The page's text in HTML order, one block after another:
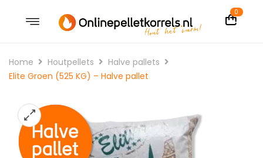
0
Home Houtpellets
Halve pallets
Elite Groen (525 KG) – Halve pallet